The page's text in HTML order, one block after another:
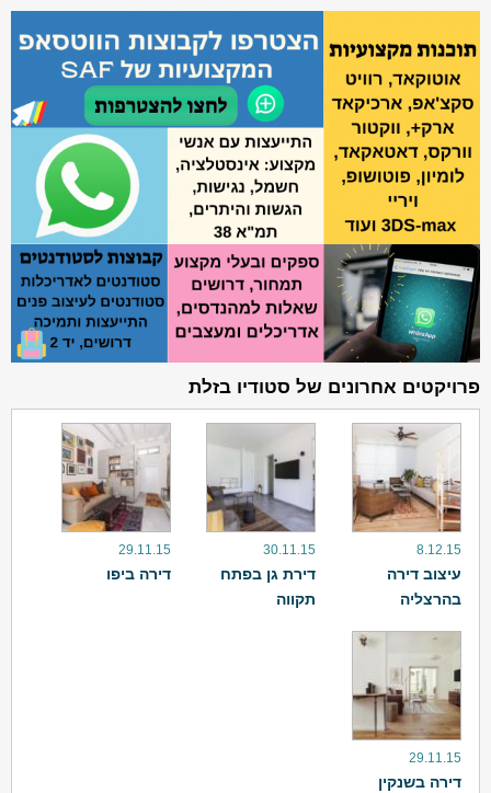
פרויקטים אחרונים של סטודיו בזלת
8.12.15
עיצוב דירה
בהרצליה
30.11.15
דירת גן בפתח
תקווה
29.11.15
דירה ביפו
29.11.15
דירה בשנקין